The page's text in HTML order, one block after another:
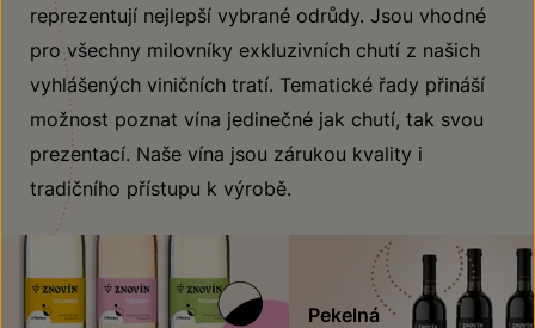
reprezentují nejlepší vybrané odrůdy. Jsou vhodné
pro všechny milovníky exkluzivních chutí z našich
vyhlášených viničních tratí. Tematické řady přináší
možnost poznat vína jedinečné jak chutí, tak svou
prezentací. Naše vína jsou zárukou kvality i
tradičního přístupu k výrobě.
Pekelná